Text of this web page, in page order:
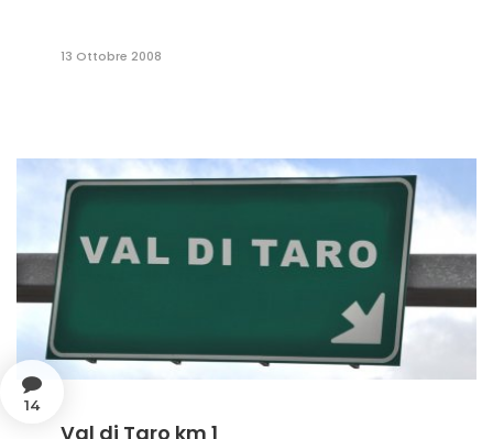
13 Ottobre 2008
14
Val di Taro km 1